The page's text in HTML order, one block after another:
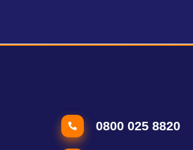
0800 025 8820